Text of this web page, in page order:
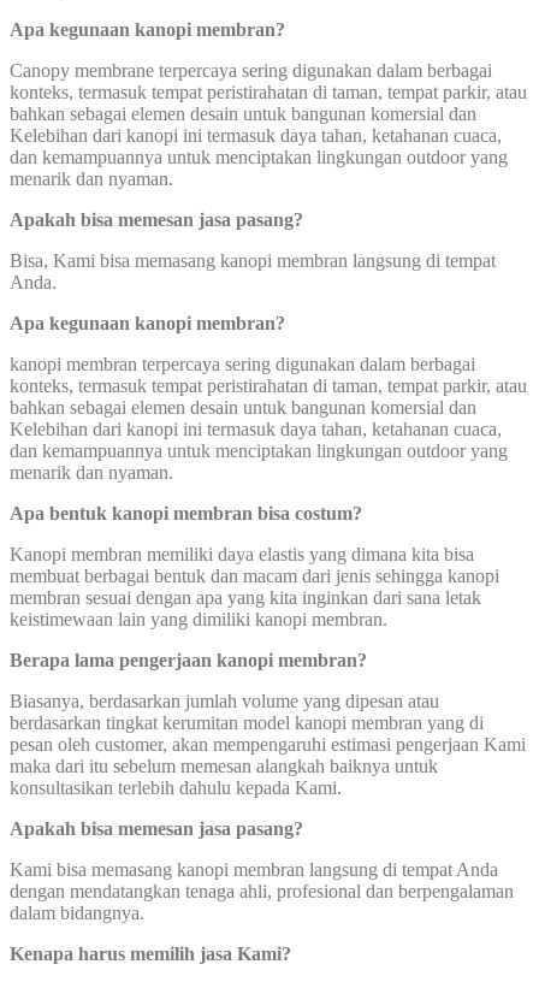
Apa kegunaan kanopi membran?
Canopy membrane terpercaya sering digunakan dalam berbagai
konteks, termasuk tempat peristirahatan di taman, tempat parkir, atau
bahkan sebagai elemen desain untuk bangunan komersial dan
Kelebihan dari kanopi ini termasuk daya tahan, ketahanan cuaca,
dan kemampuannya untuk menciptakan lingkungan outdoor yang
menarik dan nyaman.
Apakah bisa memesan jasa pasang?
Bisa, Kami bisa memasang kanopi membran langsung di tempat
Anda.
Apa kegunaan kanopi membran?
kanopi membran terpercaya sering digunakan dalam berbagai
konteks, termasuk tempat peristirahatan di taman, tempat parkir, atau
bahkan sebagai elemen desain untuk bangunan komersial dan
Kelebihan dari kanopi ini termasuk daya tahan, ketahanan cuaca,
dan kemampuannya untuk menciptakan lingkungan outdoor yang
menarik dan nyaman.
Apa bentuk kanopi membran bisa costum?
Kanopi membran memiliki daya elastis yang dimana kita bisa
membuat berbagai bentuk dan macam dari jenis sehingga kanopi
membran sesuai dengan apa yang kita inginkan dari sana letak
keistimewaan lain yang dimiliki kanopi membran.
Berapa lama pengerjaan kanopi membran?
Biasanya, berdasarkan jumlah volume yang dipesan atau
berdasarkan tingkat kerumitan model kanopi membran yang di
pesan oleh customer, akan mempengaruhi estimasi pengerjaan Kami
maka dari itu sebelum memesan alangkah baiknya untuk
konsultasikan terlebih dahulu kepada Kami.
Apakah bisa memesan jasa pasang?
Kami bisa memasang kanopi membran langsung di tempat Anda
dengan mendatangkan tenaga ahli, profesional dan berpengalaman
dalam bidangnya.
Kenapa harus memilih jasa Kami?